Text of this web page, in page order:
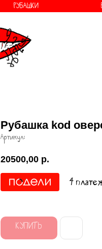
РУБАШКИ
Рубашка kоd
Артикул:
20500,00 р.
4
КУПИТЬ